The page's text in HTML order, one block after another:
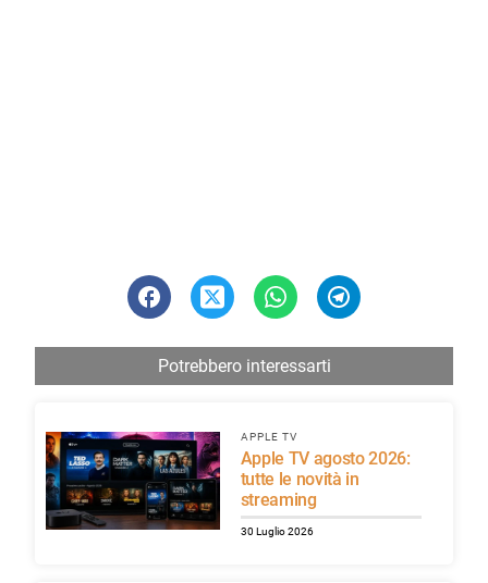
Potrebbero interessarti
APPLE TV
Apple TV agosto 2026:
tutte le novità in
streaming
30 Luglio 2026